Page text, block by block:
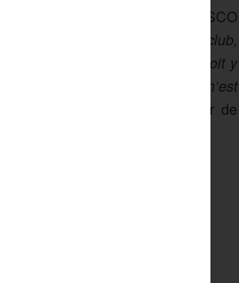
(Brest, 13 points), le SCO
“Ce qui compte, c’est l’avenir du club,
un moment opportun s’il doit y
fonction d’entraîneur…
“Si ce n’est
mai 2021, le successeur de
avec une avance de 5